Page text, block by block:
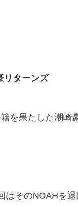
リターンズ
を果たした潮崎豪
そのNOAHを